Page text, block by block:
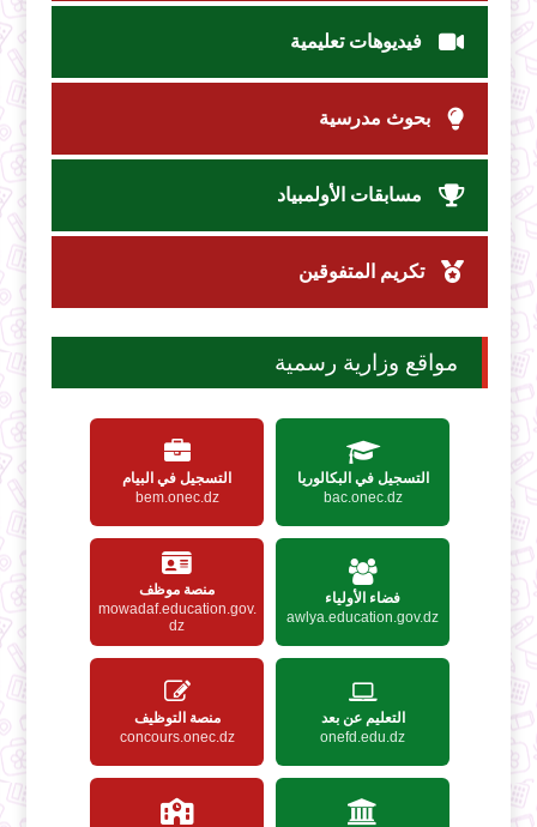
فيديوهات تعليمية
بحوث مدرسية
مسابقات الأولمبياد
تكريم المتفوقين
مواقع وزارية رسمية
التسجيل في البكالوريا
bac.onec.dz
التسجيل في البيام
bem.onec.dz
فضاء الأولياء
awlya.education.gov.dz
منصة موظف
mowadaf.education.gov.
dz
التعليم عن بعد
onefd.edu.dz
منصة التوظيف
concours.onec.dz